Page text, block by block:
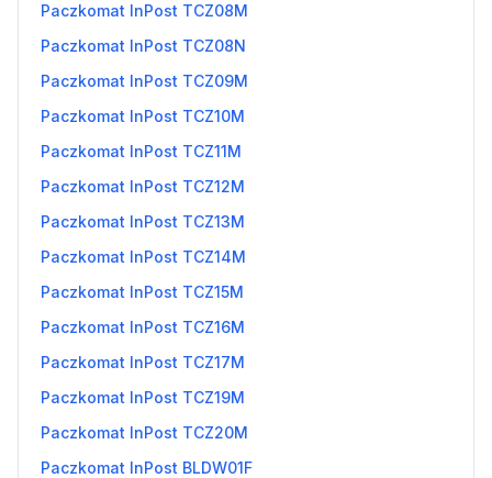
Paczkomat InPost TCZ08M
Paczkomat InPost TCZ08N
Paczkomat InPost TCZ09M
Paczkomat InPost TCZ10M
Paczkomat InPost TCZ11M
Paczkomat InPost TCZ12M
Paczkomat InPost TCZ13M
Paczkomat InPost TCZ14M
Paczkomat InPost TCZ15M
Paczkomat InPost TCZ16M
Paczkomat InPost TCZ17M
Paczkomat InPost TCZ19M
Paczkomat InPost TCZ20M
Paczkomat InPost BLDW01F